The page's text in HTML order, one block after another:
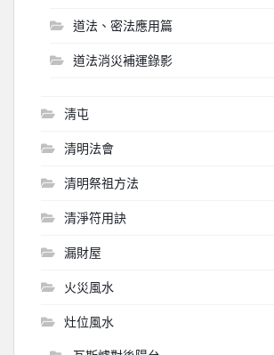
道法、密法應用篇
道法消災補運錄影
淸屯
清明法會
清明祭祖方法
清淨符用訣
漏財屋
火災風水
灶位風水